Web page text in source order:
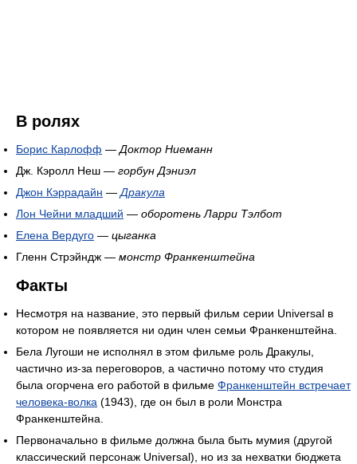
В ролях
Борис Карлофф — Доктор Ниеманн
Дж. Кэролл Неш — горбун Дэниэл
Джон Кэррадайн — Дракула
Лон Чейни младший — оборотень Ларри Тэлбот
Елена Вердуго — цыганка
Гленн Стрэйндж — монстр Франкенштейна
Факты
Несмотря на название, это первый фильм серии Universal в
котором не появляется ни один член семьи Франкенштейна.
Бела Лугоши не исполнял в этом фильме роль Дракулы,
частично из-за переговоров, а частично потому что студия
была огорчена его работой в фильме Франкенштейн встречает
человека-волка (1943), где он был в роли Монстра
Франкенштейна.
Первоначально в фильме должна была быть мумия (другой
классический персонаж Universal), но из за нехватки бюджета